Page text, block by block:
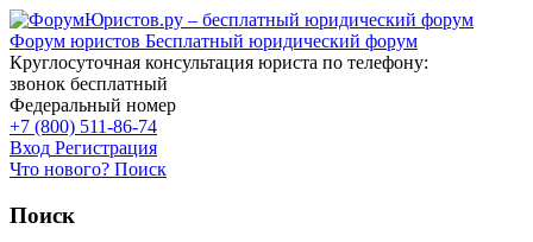
Форум юристов Бесплатный юридический форум
Круглосуточная консультация юриста по телефону:
звонок бесплатный
Федеральный номер
+7 (800) 511-86-74
Вход Регистрация
Что нового? Поиск
Поиск